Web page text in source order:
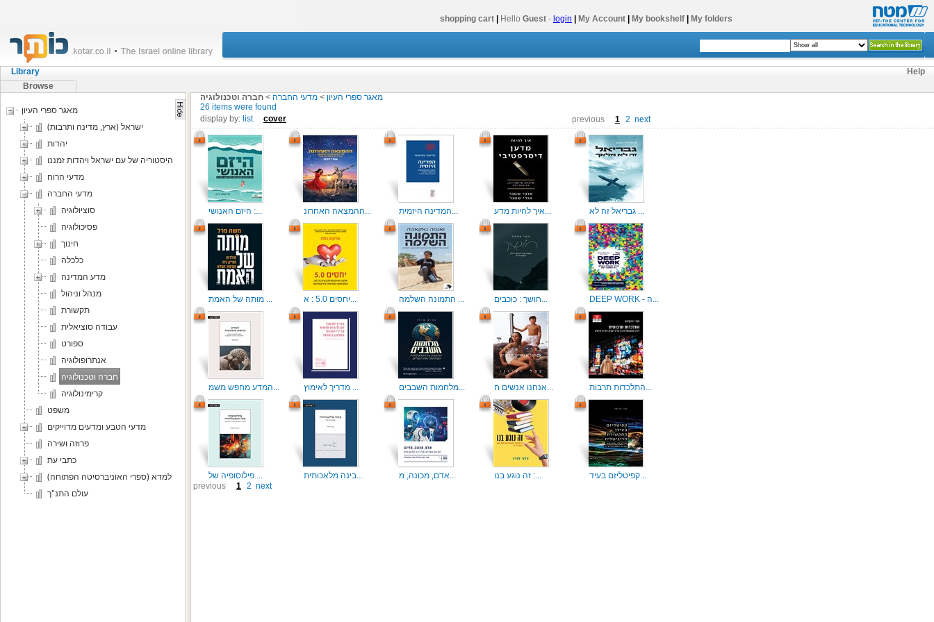
shopping cart Hello Guest - login My Account My bookshelf My folders
Library
Help
Browse
מאגר ספרי העיון
ישראל (ארץ, מדינה ותרבות)
יהדות
היסטוריה של עם ישראל ויהדות זמננו
מדעי הרוח
מדעי החברה
סוציולוגיה
פסיכולוגיה
חינוך
כלכלה
מדע המדינה
מנהל וניהול
תקשורת
עבודה סוציאלית
ספורט
אנתרופולוגיה
חברה וטכנולוגיה
קרימינולוגיה
משפט
מדעי הטבע ומדעים מדוייקים
פרוזה ושירה
כתבי עת
למדא (ספרי האוניברסיטה הפתוחה)
עולם התנ"ך
מאגר ספרי העיון > מדעי החברה > חברה וטכנולוגיה
26 items were found
display by: list cover previous 1 2 next
היזם האנושי :... ההמצאה האחרונ... המדינה היזמית... איך להיות מדע... גבריאל זה לא ...
מותה של האמת ... יחסים 5.0 : א... התמונה השלמה ... חושך : כוכבים... DEEP WORK - ה...
המדע מחפש משמ... מדריך לאימוץ ... מלחמות השבבים... אנחנו אנשים ח... התלכדות תרבות...
פילוסופיה של ... בינה מלאכותית... אדם, מכונה, מ... זה נוגע בנו :...
קפיטליזם בעיד...
previous
1 2 next